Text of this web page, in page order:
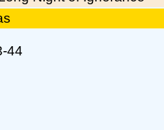
44